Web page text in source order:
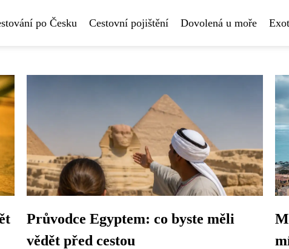
po Česku Cestovní pojištění Dovolená u moře
Průvodce Egyptem: co byste měli
vědět před cestou